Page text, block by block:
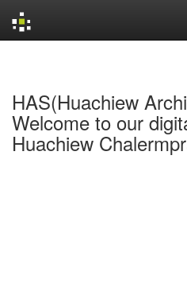
HAS(Huachiew
Welcome to our
Huachiew